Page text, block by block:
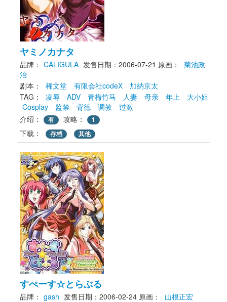
ヤミノカナタ
品牌： CALIGULA 发售日期：2006-07-21 原画：
菊池政
治
剧本：
稀文堂 有限会社codeX
加納京太
TAG：
凌辱 ADV 青梅竹马 人妻 母亲 年上
大小姐
Cosplay
监禁 背德 调教
过激
介绍：
有 攻略： 1
下载： 存档 其他
すぺーす☆とらぶる
品牌： gash 发售日期：2006-02-24 原画：
山根正宏